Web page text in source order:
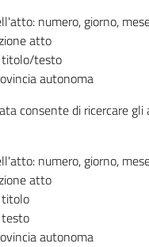
numero, giorno,
atto
titolo/testo
autonoma
consente di ricercare
numero, giorno,
atto
autonoma